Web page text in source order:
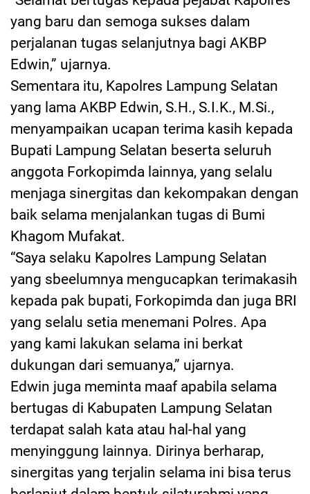
yang baru dan semoga sukses dalam
perjalanan tugas selanjutnya bagi AKBP
Edwin,” ujarnya.
Sementara itu, Kapolres Lampung Selatan
yang lama AKBP Edwin, S.H., S.I.K., M.Si.,
menyampaikan ucapan terima kasih kepada
Bupati Lampung Selatan beserta seluruh
anggota Forkopimda lainnya, yang selalu
menjaga sinergitas dan kekompakan dengan
baik selama menjalankan tugas di Bumi
Khagom Mufakat.
“Saya selaku Kapolres Lampung Selatan
yang sbeelumnya mengucapkan terimakasih
kepada pak bupati, Forkopimda dan juga BRI
yang selalu setia menemani Polres. Apa
yang kami lakukan selama ini berkat
dukungan dari semuanya,” ujarnya.
Edwin juga meminta maaf apabila selama
bertugas di Kabupaten Lampung Selatan
terdapat salah kata atau hal-hal yang
menyinggung lainnya. Dirinya berharap,
sinergitas yang terjalin selama ini bisa terus